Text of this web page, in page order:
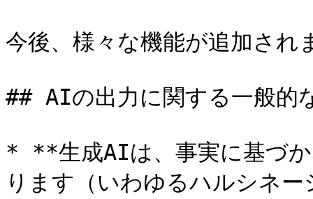
今後、様々な機能が追加され
## AIの出力に関する一般的
* **生成AIは、事実に基づか
ります（いわゆるハルシネ